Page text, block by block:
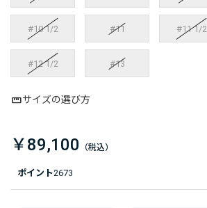
ポイント2673
#10 1/2 #11 #11 1/2
#12 1/2 #13
サイズの選び方
￥89,100